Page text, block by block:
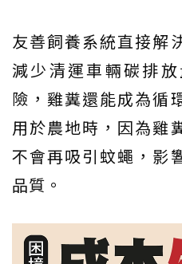
友善飼養系統直接解
減少清運車輛碳排
險，雞糞還能成為循
用於農地時，因為雞
不會再吸引蚊蠅，影
品質。